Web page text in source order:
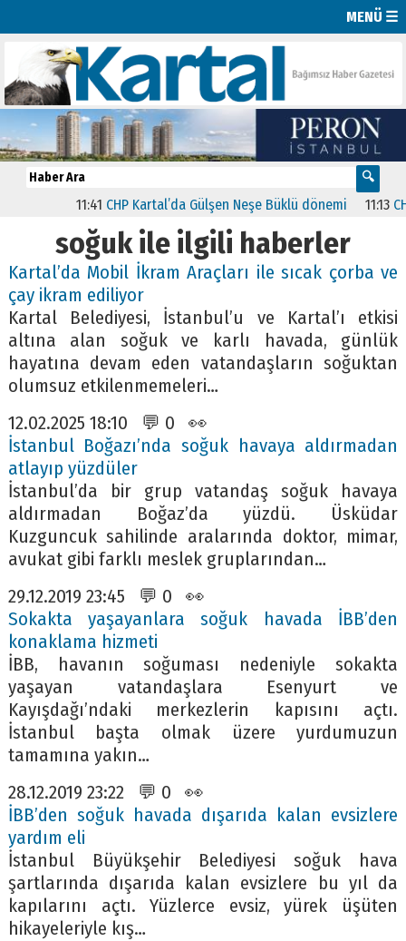
MENÜ ☰
11:41 CHP Kartal’da Gülşen Neşe Büklü dönemi 11:13
soğuk ile ilgili haberler
Kartal’da Mobil İkram Araçları ile sıcak çorba ve
çay ikram ediliyor
Kartal Belediyesi, İstanbul’u ve Kartal’ı etkisi
altına alan soğuk ve karlı havada, günlük
hayatına devam eden vatandaşların soğuktan
olumsuz etkilenmemeleri…
12.02.2025 18:10 💬 0 👀
İstanbul Boğazı’nda soğuk havaya aldırmadan
atlayıp yüzdüler
İstanbul’da bir grup vatandaş soğuk havaya
aldırmadan Boğaz’da yüzdü. Üsküdar
Kuzguncuk sahilinde aralarında doktor, mimar,
avukat gibi farklı meslek gruplarından…
29.12.2019 23:45 💬 0 👀
Sokakta yaşayanlara soğuk havada İBB’den
konaklama hizmeti
İBB, havanın soğuması nedeniyle sokakta
yaşayan vatandaşlara Esenyurt ve
Kayışdağı’ndaki merkezlerin kapısını açtı.
İstanbul başta olmak üzere yurdumuzun
tamamına yakın…
28.12.2019 23:22 💬 0 👀
İBB’den soğuk havada dışarıda kalan evsizlere
yardım eli
İstanbul Büyükşehir Belediyesi soğuk hava
şartlarında dışarıda kalan evsizlere bu yıl da
kapılarını açtı. Yüzlerce evsiz, yürek üşüten
hikayeleriyle kış…